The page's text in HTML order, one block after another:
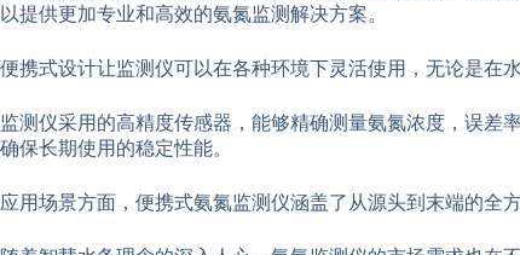
以提供更加专业和高效的氨氮监测解决方案。
便携式设计让监测仪可以在各种环境下灵活使用，无论是在
监测仪采用的高精度传感器，能够精确测量氨氮浓度，误差
确保长期使用的稳定性能。
应用场景方面，便携式氨氮监测仪涵盖了从源头到末端的全